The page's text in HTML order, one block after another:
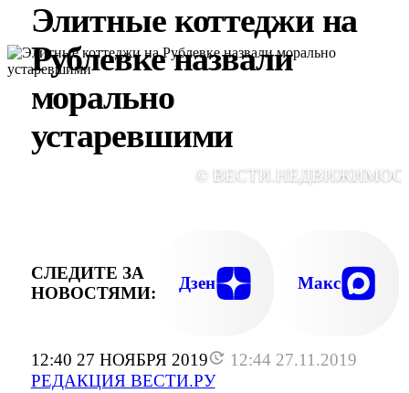
12:40 27 НОЯБРЯ 2019
12:44 27.11.2019
РЕДАКЦИЯ ВЕСТИ.РУ
Элитные коттеджи на
Рублевке назвали
морально
устаревшими
©
СЛЕДИТЕ ЗА
НОВОСТЯМИ:
Дзен Макс